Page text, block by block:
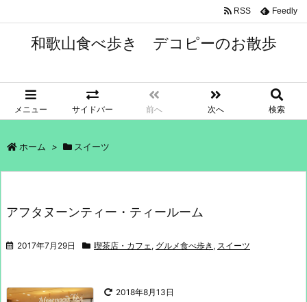
和歌山食べ歩き デコピーのお散歩
メニュー サイドバー 前へ 次へ 検索
RSS Feedly
ホーム > スイーツ
アフタヌーンティー・ティールーム
2017年7月29日 喫茶店・カフェ, グルメ食べ歩き , スイーツ
2018年8月13日